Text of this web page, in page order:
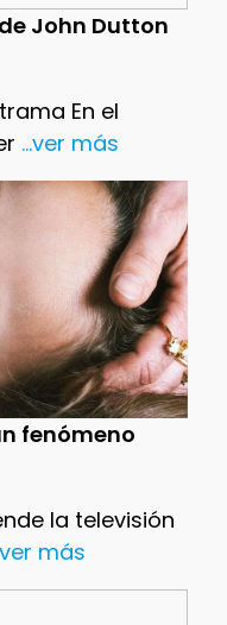
John Dutton
En el
...ver más
fenómeno
la televisión
más